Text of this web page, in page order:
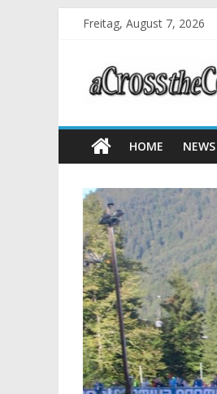
Freitag, August 7, 2026
HOME NEWS